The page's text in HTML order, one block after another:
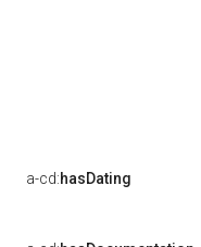
a-cd:hasDating